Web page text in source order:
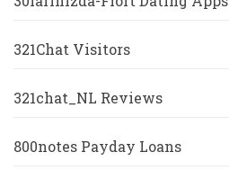
321Chat Visitors
321chat_NL Reviews
800notes Payday Loans